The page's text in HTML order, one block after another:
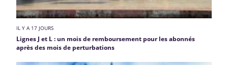
IL Y A 17 JOURS
Lignes J et L : un mois de remboursement pour les abonnés
après des mois de perturbations